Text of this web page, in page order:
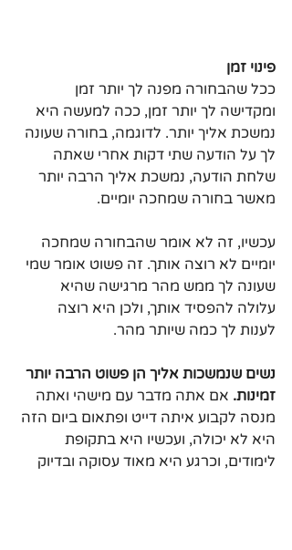
פינוי זמן
ככל שהבחורה מפנה לך יותר זמן
ומקדישה לך יותר זמן, ככה למעשה היא
נמשכת אליך יותר. לדוגמה, בחורה שעונה
לך על הודעה שתי דקות אחרי שאתה
שלחת הודעה, נמשכת אליך הרבה יותר
מאשר בחורה שמחכה יומיים.
עכשיו, זה לא אומר שהבחורה שמחכה
יומיים לא רוצה אותך. זה פשוט אומר שמי
שעונה לך ממש מהר מרגישה שהיא
עלולה להפסיד אותך, ולכן היא רוצה
לענות לך כמה שיותר מהר.
נשים שנמשכות אליך הן פשוט הרבה יותר
זמינות. אם אתה מדבר עם מישהי ואתה
מנסה לקבוע איתה דייט ופתאום ביום הזה
היא לא יכולה, ועכשיו היא בתקופת
לימודים, וכרגע היא מאוד עסוקה ובדיוק